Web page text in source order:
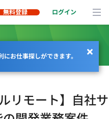
無料登録 ログイン
お仕事探しができます。
リモート】自社サ